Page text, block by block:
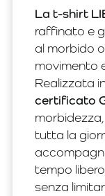
La t-shirt
raffinato e
al morbido
movimento
Realizzata
certificato
tutta la
tempo
senza